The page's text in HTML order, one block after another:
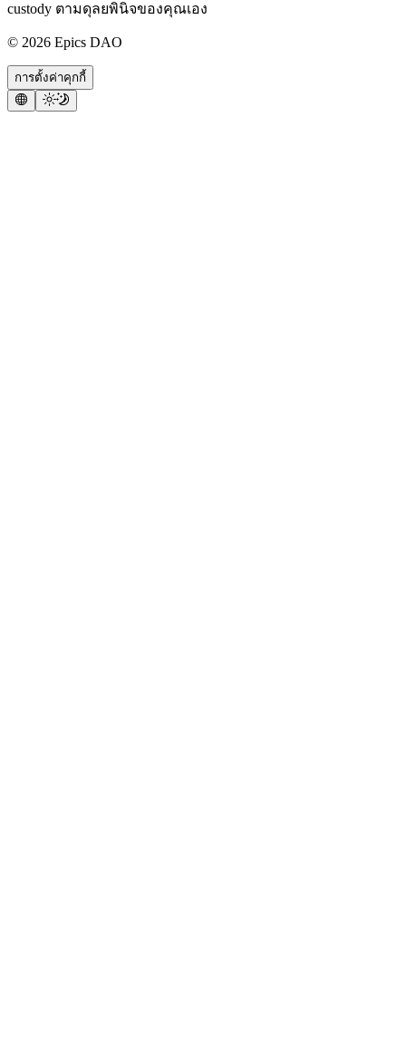
custody ตามดุลยพินิจของคุณเอง
© 2026 Epics DAO
การตั้งค่าคุกกี้